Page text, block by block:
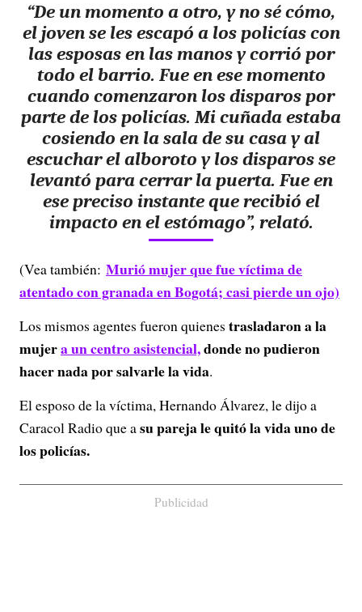
“De un momento a otro, y no sé cómo,
eljoven se les escapó a los policías con
las esposas en las manos y corrió por
todo el barrio. Fue en ese momento
cuando comenzaron los disparos por
parte de los policías. Mi cuñada estaba
cosiendo en la sala de su casa y al
escuchar el alboroto y los disparos se
levantó para cerrar la puerta. Fue en
ese preciso instante querecibió el
impacto en el estómago”, relató.
(Vea también: Murió mujer que fue víctima de
atentado con granada en Bogotá; casi pierde un ojo)
Los mismos agentes fueron quienes trasladaron a la
mujera un centro asistencial,donde no pudieron
hacer nada por salvarle la vida.
El esposo de la víctima, Hernando Álvarez, le dijo a
Caracol Radio que asu pareja le quitó la vida uno de
los policías.
Publicidad